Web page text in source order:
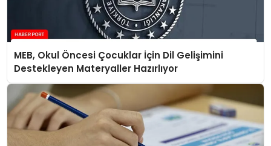
MEB, Okul Öncesi Çocuklar İçin Dil Gelişimini
Destekleyen Materyaller Hazırlıyor